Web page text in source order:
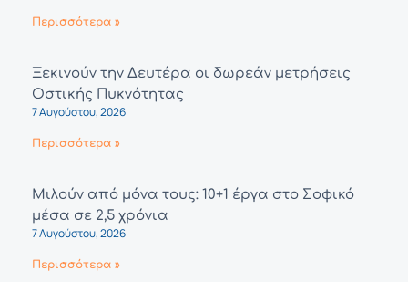
Περισσότερα »
Ξεκινούν την Δευτέρα οι δωρεάν μετρήσεις
Οστικής Πυκνότητας
7 Αυγούστου, 2026
Περισσότερα »
Μιλούν από μόνα τους: 10+1 έργα στο Σοφικό
μέσα σε 2,5 χρόνια
7 Αυγούστου, 2026
Περισσότερα »